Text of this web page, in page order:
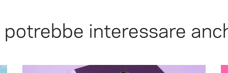
potrebbe interessare